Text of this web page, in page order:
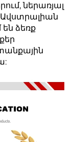
ներառյալ
Ավստրալիան
ձեռք